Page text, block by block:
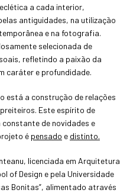
a cada interior,
antiguidades, na utilização
e na fotografia.
selecionada de
refletindo a paixão da
caráter e profundidade.
está a construção de relações
Este espírito de
de novidades e
é pensado e distinto.
licenciada em Arquitetura
of Design e pela Universidade
Bonitas”, alimentado através